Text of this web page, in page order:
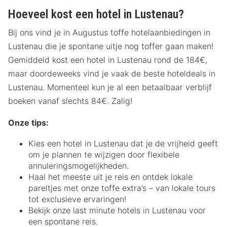
Hoeveel kost een hotel in Lustenau?
Bij ons vind je in Augustus toffe hotelaanbiedingen in
Lustenau die je spontane uitje nog toffer gaan maken!
Gemiddeld kost een hotel in Lustenau rond de 184€,
maar doordeweeks vind je vaak de beste hoteldeals in
Lustenau. Momenteel kun je al een betaalbaar verblijf
boeken vanaf slechts 84€. Zalig!
Onze tips:
Kies een hotel in Lustenau dat je de vrijheid geeft
om je plannen te wijzigen door flexibele
annuleringsmogelijkheden.
Haal het meeste uit je reis en ontdek lokale
pareltjes met onze toffe extra’s – van lokale tours
tot exclusieve ervaringen!
Bekijk onze last minute hotels in Lustenau voor
een spontane reis.